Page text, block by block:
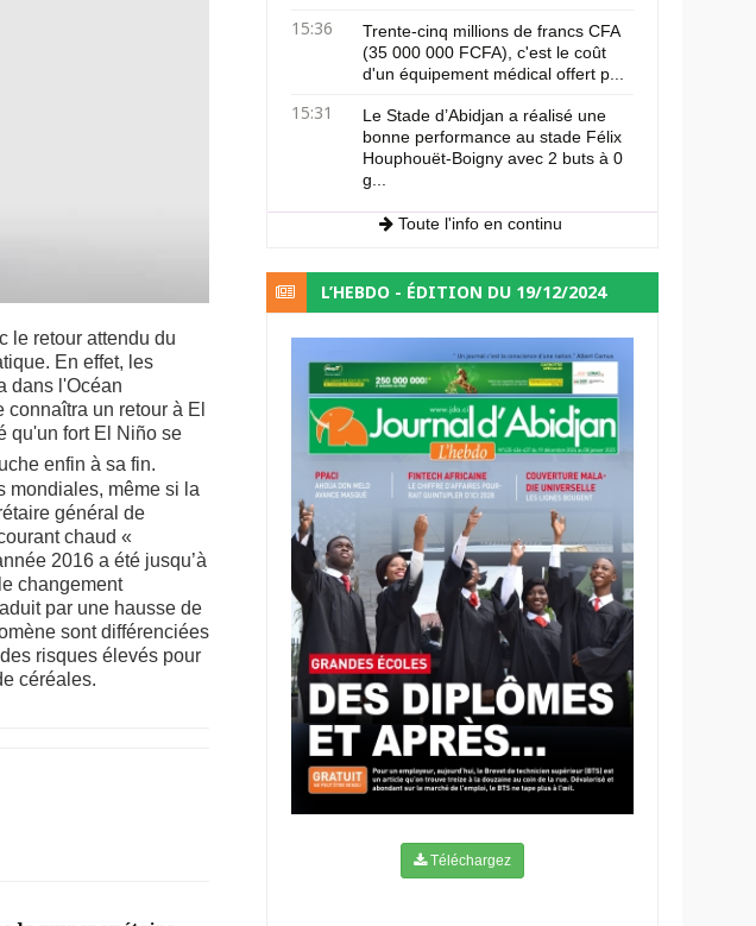
le retour attendu du
En effet, les
dans l'Océan
un retour à El
qu'un fort El Niño se
enfin à sa fin.
mondiales, même si la
général de
chaud «
2016 a été jusqu’à
changement
par une hausse de
sont différenciées
risques élevés pour
céréales.
15:36
Trente-cinq millions de francs CFA
(35 000 000 FCFA), c'est le coût
d'un équipement médical offert p...
15:31
Le Stade d’Abidjan a réalisé une
bonne performance au stade Félix
Houphouët-Boigny avec 2 buts à 0
g...
Toute l'info en continu
L’HEBDO - ÉDITION DU 19/12/2024
Téléchargez